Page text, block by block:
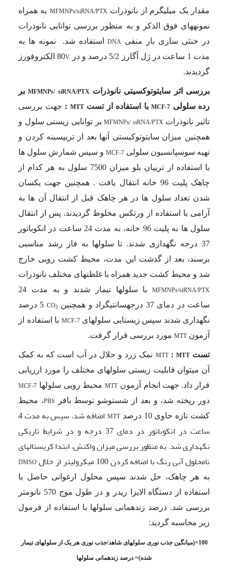
مقدار یک میلی­گرم از نانوذرات MFMNPs/siRNA/PTX به همراه
نمونه­های فوق الذکر و به منظور بررسی توانایی نانوذرات
در خنثی سازی بار منفی
DNAاستفاده شد.
نمونه ها به
مدت 1 ساعت در ژل آگارز 5/2 درصد و در
V
80 الکتروفورز
گردیدند.
بررسی اثر سایتوتوکسیتی نانوذرات MFMNPs/ siRNA/PTXبر
رده سلولی MCF-7 با استفاده از تستMTT
: جهت بررسی
تاثیر نانوذرات MFMNPs/ siRNA/PTX بر توانایی زیستی سلول و
همچنین میزان سایتوتوکیستی آنها بعد از تریپسینه کردن و
تهیه سوسپانسیون سلولی MCF-7 و سپس شمارش سلول ها
با استفاده از تریپان بلو میزان 7500 سلول به هر کدام از
چاهک پلیت 96 خانه انتقال یافت . همچنین جهت یکسان
شدن تعداد سلول ها در هر چاهک قبل از انتقال آن ها به
آرامی با استفاده از ورتکس مخلوط گردیدند. پس از انتقال
سلول ها به پلیت 96 خانه، به مدت 24 ساعت در انکوباتور
37 درجه نگهداری شدند. تا سلولها به فاز رشد مناسبی
برسند، بعد از گذشت این مدت، محیط کشت رویی خارج
شد و محیط کشت جدید همراه با غلظت­های مختلف نانوذرات
MFMNPs/siRNA/PTX
با سلولها تیمار شدند و به مدت 24
ساعت در دمای 37 درجه­سانتی­گراد و همچنین
CO2
5 درصد
نگهداری شدند سپس زیستایی سلول­هایMCF-7 با استفاده از
آزمونMTT مورد بررسی قرار گرفت.
تستMTT
:
MTT نمک زرد و حلال در آب است که به کمک
آن می­توان قابلیت زیستی سلول­های مختلف را مورد ارزیابی
قرار داد. جهت انجام آزمونMTTمحیط رویی سلول­ها MCF-7
دور ریخته شد، و بعد از شست­وشو توسط بافر PBS، محیط
کشت تازه حاوی 10 درصد
MTT
اضافه شد، سپس به مدت 4
ساعت در انکوباتور در دمای 37 درجه و در شرایط تاریکی
نگهداری شد. به منظور بررسی میزان واکنش، ابتدا کریستال­های
نامحلول آبی رنگ با اضافه کردن 100 میکرولیتر از حلال
DMSO
به هر چاهک، حل شدند سپس محلول ارغوانی حاصل با
استفاده از دستگاه الایزا ریدر و در طول موج 570 نانومتر
بررسی شد. درصد زنده­مانی سلول­ها با استفاده از فرمول
زیر محاسبه گردید:
100×(میانگین جذب نوری سلول­های شاهد/جذب نوری هر یک از سلول­های تیمار
شده)= درصد زنده­مانی سلول­ها